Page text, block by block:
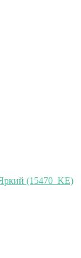
(15470_KE)